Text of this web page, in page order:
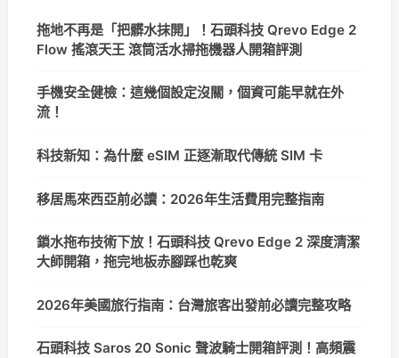
拖地不再是「把髒水抹開」！石頭科技 Qrevo Edge 2
Flow 搖滾天王 滾筒活水掃拖機器人開箱評測
手機安全健檢：這幾個設定沒關，個資可能早就在外
流！
科技新知：為什麼 eSIM 正逐漸取代傳統 SIM 卡
移居馬來西亞前必讀：2026年生活費用完整指南
鎖水拖布技術下放！石頭科技 Qrevo Edge 2 深度清潔
大師開箱，拖完地板赤腳踩也乾爽
2026年美國旅行指南：台灣旅客出發前必讀完整攻略
石頭科技 Saros 20 Sonic 聲波騎士開箱評測！高頻震